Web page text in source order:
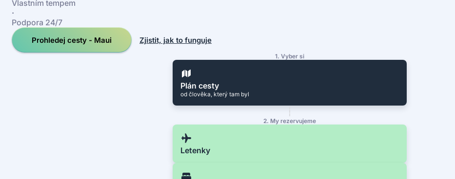
Vlastním tempem
·
Podpora 24/7
Prohledej cesty - Maui Zjistit, jak to funguje
1. Vyber si
Plán cesty
od člověka, který tam byl
2. My rezervujeme
Letenky